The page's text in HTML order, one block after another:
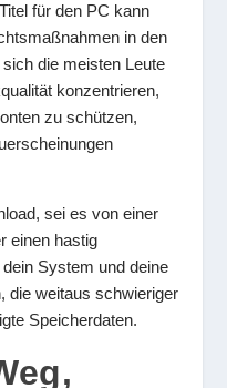
für den PC kann
in den
die meisten Leute
konzentrieren,
zu schützen,
sei es von einer
einen hastig
System und deine
die weitaus schwieriger
Speicherdaten.